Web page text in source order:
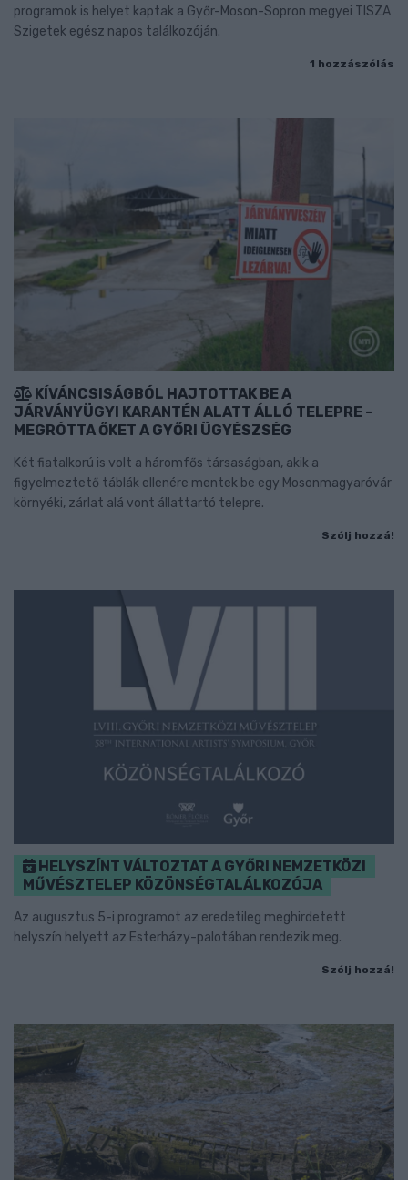
programok is helyet kaptak a Győr-Moson-Sopron megyei TISZA
Szigetek egész napos találkozóján.
1 hozzászólás
KÍVÁNCSISÁGBÓL HAJTOTTAK BE A
JÁRVÁNYÜGYI KARANTÉN ALATT ÁLLÓ TELEPRE -
MEGRÓTTA ŐKET A GYŐRI ÜGYÉSZSÉG
Két fiatalkorú is volt a háromfős társaságban, akik a
figyelmeztető táblák ellenére mentek be egy Mosonmagyaróvár
környéki, zárlat alá vont állattartó telepre.
Szólj hozzá!
HELYSZÍNT VÁLTOZTAT A GYŐRI NEMZETKÖZI
MŰVÉSZTELEP KÖZÖNSÉGTALÁLKOZÓJA
Az augusztus 5-i programot az eredetileg meghirdetett
helyszín helyett az Esterházy-palotában rendezik meg.
Szólj hozzá!